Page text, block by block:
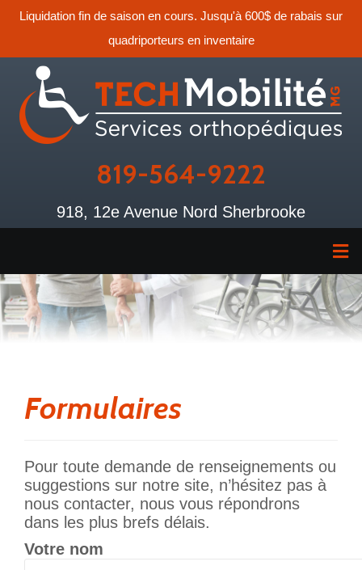
Liquidation fin de saison en cours. Jusqu'à 600$ de rabais sur
quadriporteurs en inventaire
819-564-9222
918, 12e Avenue Nord Sherbrooke
Formulaires
Pour toute demande de renseignements ou
suggestions sur notre site, n’hésitez pas à
nous contacter, nous vous répondrons
dans les plus brefs délais.
Votre nom